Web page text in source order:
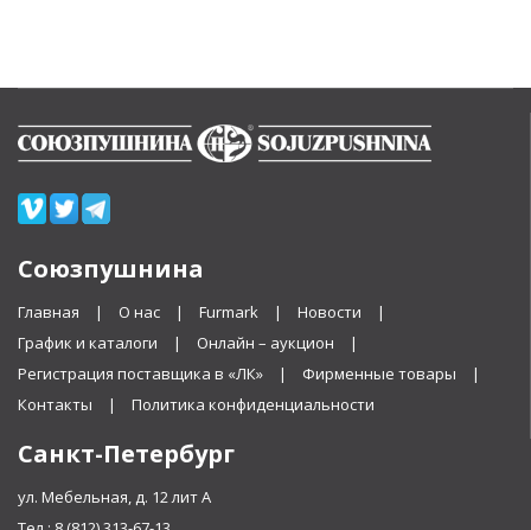
Союзпушнина
Главная О нас Furmark
Новости
График и каталоги
Онлайн – аукцион
Регистрация поставщика в «ЛК»
Фирменные товары
Контакты
Политика конфиденциальности
Санкт-Петербург
ул. Мебельная, д. 12 лит А